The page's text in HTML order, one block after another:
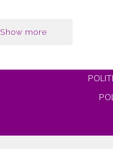
Show more